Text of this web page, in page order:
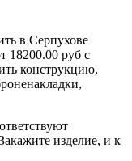
в Серпухове
18200.00 руб с
конструкцию,
изделие, и к